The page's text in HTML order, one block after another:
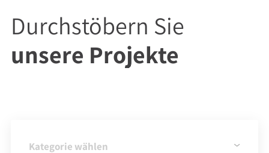
Durchstöbern Sie
unsere Projekte